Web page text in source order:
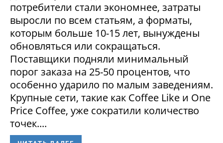
потребители стали экономнее, затраты
выросли по всем статьям, а форматы,
которым больше 10-15 лет, вынуждены
обновляться или сокращаться.
Поставщики подняли минимальный
порог заказа на 25-50 процентов, что
особенно ударило по малым заведениям.
Крупные сети, такие как Coffee Like и One
Price Coffee, уже сократили количество
точек....